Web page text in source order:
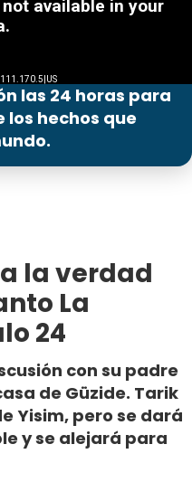
las 24 horas para
hechos que
la verdad
La
24
con su padre
de Güzide. Tarik
Yisim, pero se dará
y se alejará para